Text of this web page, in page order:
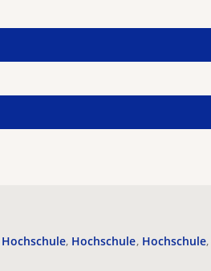
Hochschule Hochschule Hochschule